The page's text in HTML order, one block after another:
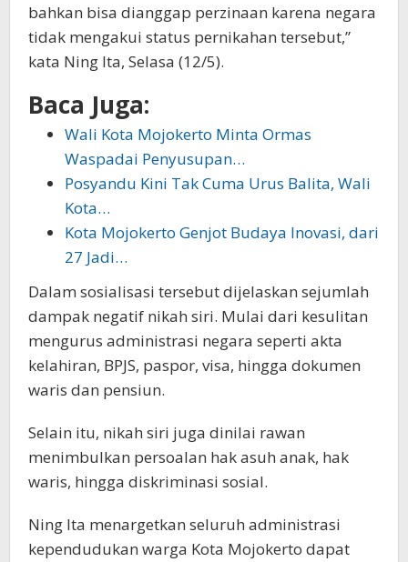
bahkan bisa dianggap perzinaan karena negara
tidak mengakui status pernikahan tersebut,”
kata Ning Ita, Selasa (12/5).
Baca Juga:
Wali Kota Mojokerto Minta Ormas
Waspadai Penyusupan…
Posyandu Kini Tak Cuma Urus Balita, Wali
Kota…
Kota Mojokerto Genjot Budaya Inovasi, dari
27 Jadi…
Dalam sosialisasi tersebut dijelaskan sejumlah
dampak negatif nikah siri. Mulai dari kesulitan
mengurus administrasi negara seperti akta
kelahiran, BPJS, paspor, visa, hingga dokumen
waris dan pensiun.
Selain itu, nikah siri juga dinilai rawan
menimbulkan persoalan hak asuh anak, hak
waris, hingga diskriminasi sosial.
Ning Ita menargetkan seluruh administrasi
kependudukan warga Kota Mojokerto dapat